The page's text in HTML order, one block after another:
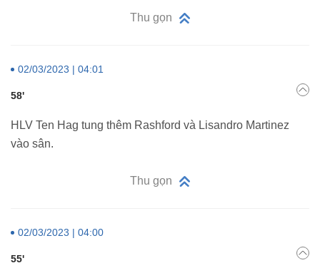
Thu gọn
02/03/2023 | 04:01
58'
HLV Ten Hag tung thêm Rashford và Lisandro Martinez
vào sân.
Thu gọn
02/03/2023 | 04:00
55'